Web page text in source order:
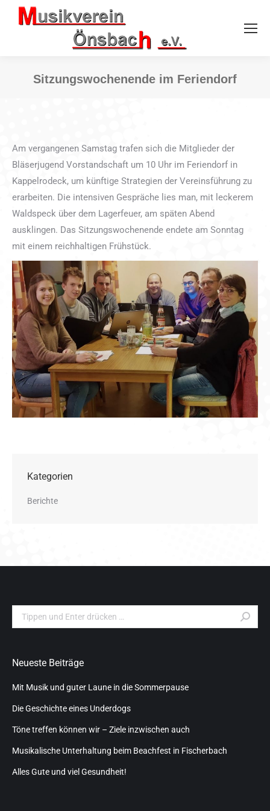
Sitzungswochenende im Feriendorf
Am vergangenen Samstag trafen sich die Mitglieder der
Bläserjugend Vorstandschaft um 10 Uhr im Feriendorf in
Kappelrodeck, um künftige Strategien der Vereinsführung zu
erarbeiten. Die intensiven Gespräche lies man, mit leckerem
Waldspeck über dem Lagerfeuer, am späten Abend
ausklingen. Das Sitzungswochenende endete am Sonntag
mit einem reichhaltigen Frühstück.
Kategorien
Berichte
Search:
Neueste Beiträge
Mit Musik und guter Laune in die Sommerpause
Die Geschichte eines Underdogs
Töne treffen können wir – Ziele inzwischen auch
Musikalische Unterhaltung beim Beachfest in Fischerbach
Alles Gute und viel Gesundheit!